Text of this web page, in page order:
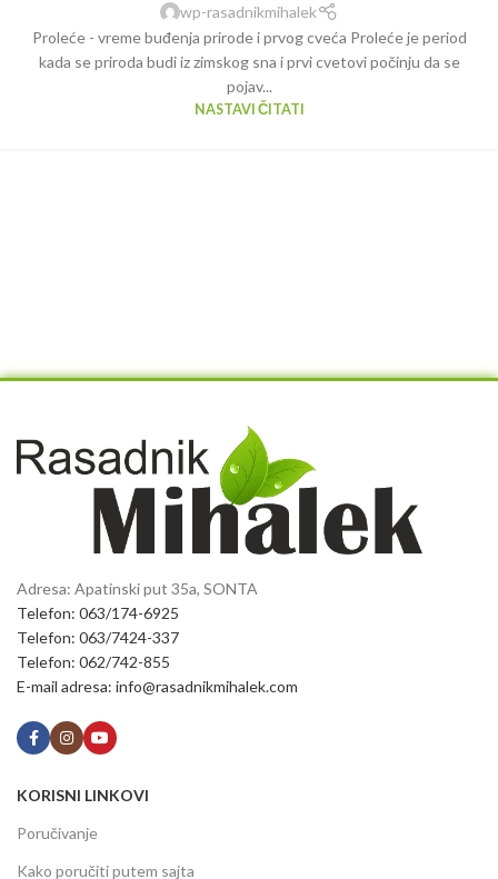
wp-rasadnikmihalek
Proleće - vreme buđenja prirode i prvog cveća Proleće je period
kada se priroda budi iz zimskog sna i prvi cvetovi počinju da se
pojav...
NASTAVI ČITATI
Adresa: Apatinski put 35a, SONTA
Telefon: 063/174-6925
Telefon: 063/7424-337
Telefon: 062/742-855
E-mail adresa: info@rasadnikmihalek.com
KORISNI LINKOVI
Poručivanje
Kako poručiti putem sajta